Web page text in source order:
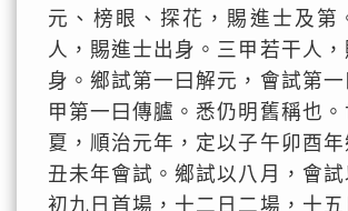
元、榜眼、探花，賜進士及第
人，賜進士出身。三甲若干人
身。鄉試第一曰解元，會試第
甲第一曰傳臚。悉仍明舊稱也
夏，順治元年，定以子午卯酉
丑未年會試。鄉試以八月，會
初九日首場，十二日二場，十